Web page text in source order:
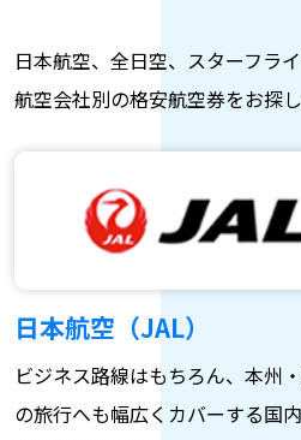
日本航空、全日空、スターフラ
航空会社別の格安航空券をお探
日本航空（JAL）
ビジネス路線はもちろん、本州
の旅行へも幅広くカバーする国